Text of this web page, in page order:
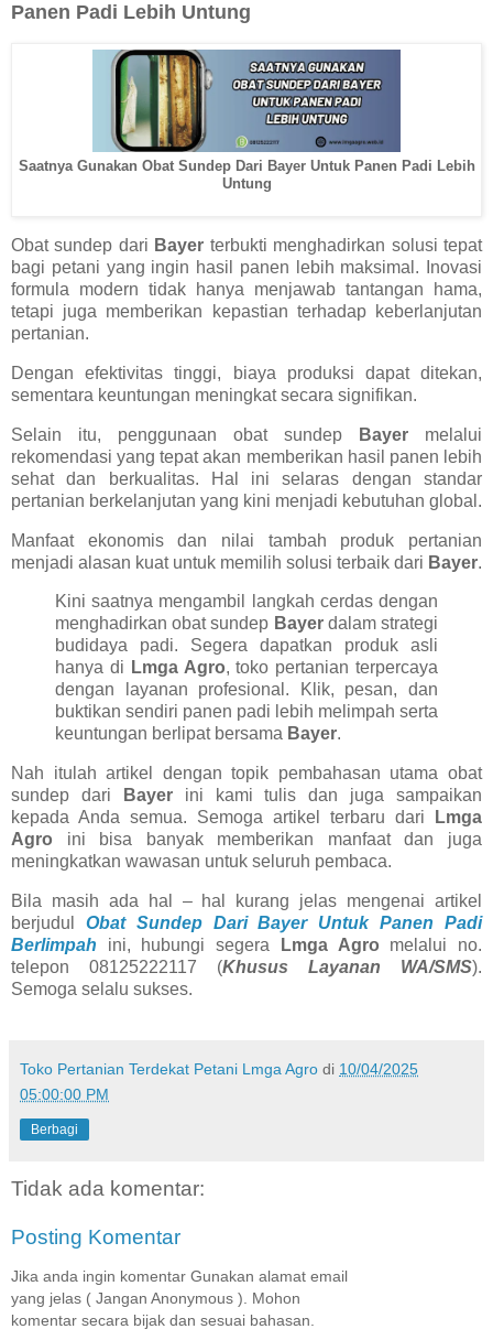
Panen Padi Lebih Untung
Saatnya Gunakan Obat Sundep Dari Bayer Untuk Panen Padi Lebih
Untung
Obat sundep dari Bayer terbukti menghadirkan solusi tepat
bagi petani yang ingin hasil panen lebih maksimal. Inovasi
formula modern tidak hanya menjawab tantangan hama,
tetapi juga memberikan kepastian terhadap keberlanjutan
pertanian.
Dengan efektivitas tinggi, biaya produksi dapat ditekan,
sementara keuntungan meningkat secara signifikan.
Selain itu, penggunaan obat sundep Bayer melalui
rekomendasi yang tepat akan memberikan hasil panen lebih
sehat dan berkualitas. Hal ini selaras dengan standar
pertanian berkelanjutan yang kini menjadi kebutuhan global.
Manfaat ekonomis dan nilai tambah produk pertanian
menjadi alasan kuat untuk memilih solusi terbaik dari Bayer.
Kini saatnya mengambil langkah cerdas dengan
menghadirkan obat sundep Bayerdalam strategi
budidaya padi. Segera dapatkan produk asli
hanya di Lmga Agro, toko pertanian terpercaya
dengan layanan profesional. Klik, pesan, dan
buktikan sendiri panen padi lebih melimpah serta
keuntungan berlipat bersama Bayer.
Nah itulah artikel dengan topik pembahasan utama obat
sundep dari
Bayer ini kami tulis dan juga sampaikan
kepada Anda semua. Semoga artikel terbaru dari
Lmga
Agro ini bisa banyak memberikan manfaat dan juga
meningkatkan wawasan untuk seluruh pembaca.
Bila masih ada hal – hal kurang jelas mengenai artikel
berjudul Obat Sundep Dari Bayer Untuk Panen Padi
Berlimpah ini, hubungi segera Lmga Agro melalui no.
telepon 08125222117 (Khusus Layanan WA/SMS).
Semoga selalu sukses.
Toko Pertanian Terdekat Petani Lmga Agro di 10/04/2025
05:00:00 PM
Berbagi
Tidak ada komentar:
Posting Komentar
Jika anda ingin komentar Gunakan alamat email
yang jelas ( Jangan Anonymous ). Mohon
komentar secara bijak dan sesuai bahasan.